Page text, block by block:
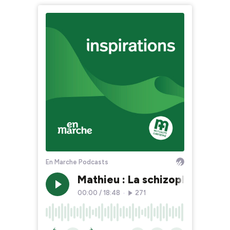
En Marche Podcasts
Mathieu : La schizophrénie
00:00 / 18:48 271